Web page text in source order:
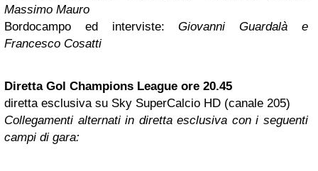
Massimo Mauro
Bordocampo ed interviste:Giovanni Guardalà e
Francesco Cosatti
Diretta Gol Champions League ore 20.45
diretta esclusiva su Sky SuperCalcio HD (canale 205)
Collegamenti alternati in diretta esclusiva con i seguenti
campi di gara: